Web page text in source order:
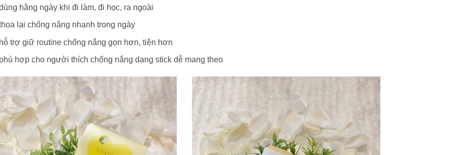
hằng ngày khi đi làm, đi học, ra ngoài
lại chống nắng nhanh trong ngày
hỗ trợ giữ routine chống nắng gọn hơn, tiện hơn
phù hợp cho người thích chống nắng dạng stick dễ mang theo